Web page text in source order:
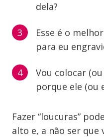
dela?
Esse é o
para eu
Vou colocar
porque ele (ou
Fazer “loucuras”
alto e, a não ser que